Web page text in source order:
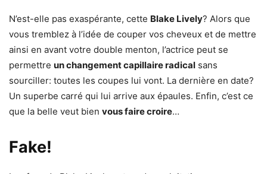
N’est-elle pas exaspérante, cette Blake Lively? Alors que
vous tremblez à l’idée de couper vos cheveux et de mettre
ainsi en avant votre double menton, l’actrice peut se
permettre un changement capillaire radical sans
sourciller: toutes les coupes lui vont. La dernière en date?
Un superbe carré qui lui arrive aux épaules. Enfin, c’est ce
que la belle veut bien vous faire croire…
Fake!